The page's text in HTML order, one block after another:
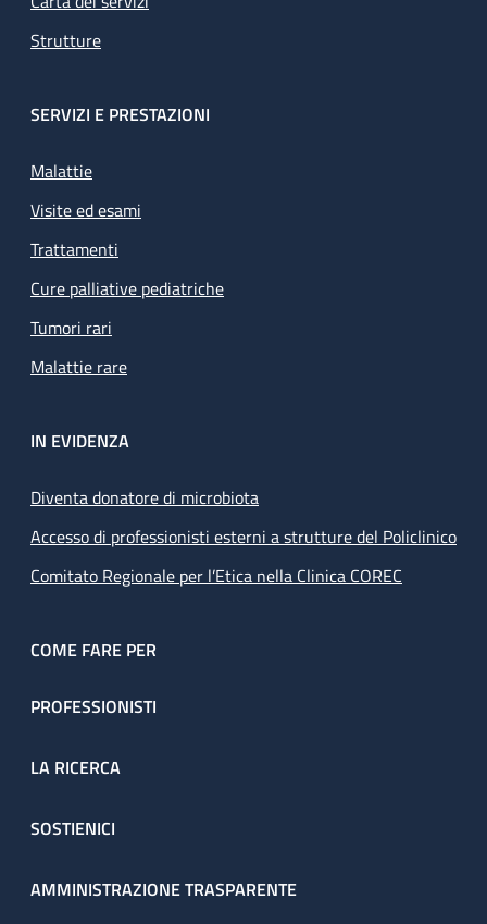
Strutture
SERVIZI E PRESTAZIONI
Malattie
Visite ed esami
Trattamenti
Cure palliative pediatriche
Tumori rari
Malattie rare
IN EVIDENZA
Diventa donatore di microbiota
Accesso di professionisti esterni a strutture del Policlinico
Comitato Regionale per l’Etica nella Clinica COREC
COME FARE PER
PROFESSIONISTI
LA RICERCA
SOSTIENICI
AMMINISTRAZIONE TRASPARENTE